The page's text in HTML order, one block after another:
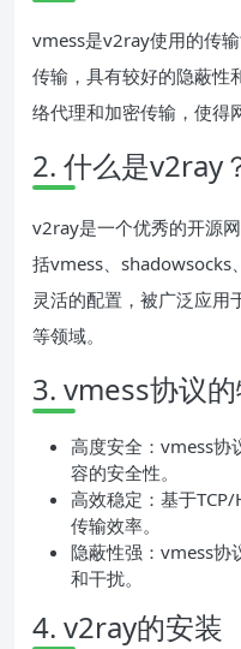
vmess是v2ray使用的传
传输，具有较好的隐蔽性
络代理和加密传输，使得
2. 什么是v2ray
v2ray是一个优秀的开源
括vmess、shadowsocks
灵活的配置，被广泛应用
等领域。
3. vmess协议
高度安全：vmess协
容的安全性。
高效稳定：基于
传输效率。
隐蔽性强：vmess协
和干扰。
4. v2ray的安装